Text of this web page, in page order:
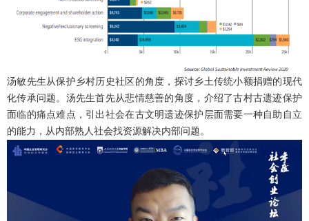
汤敏先生从保护乡村历史社区的角度，探讨乡土传统小额捐赠的现代
化传承问题。汤先生首先从悲情慈善的角度，介绍了古村古遗迹保护
面临的痛点难点，引出社会在古文明遗迹保护层面需要一种自助自立
的能力，从内部熟人社会找资源解决内部问题。